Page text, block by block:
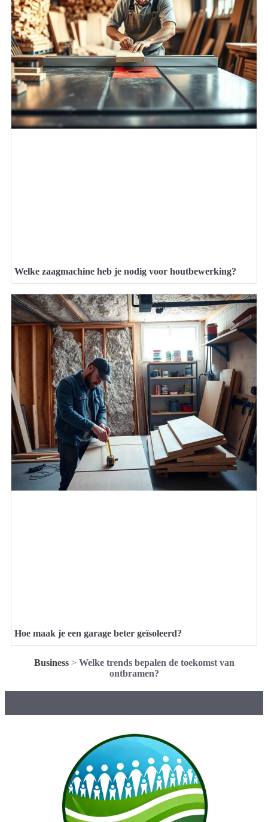
Welke zaagmachine heb je nodig voor houtbewerking?
Hoe maak je een garage beter geïsoleerd?
Business> Welke trends bepalen de toekomst van
ontbramen?